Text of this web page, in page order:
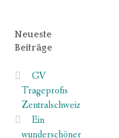
Neueste
Beiträge
GV
Trageprofis
Zentralschweiz
Ein
wunderschöner